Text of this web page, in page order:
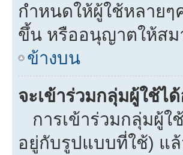
กำหนดให้ผู้ใช้หลายๆ
ขึ้น หรืออนุญาตให้สม
ข้างบน
จะเข้าร่วมกลุ่มผู้ใช้ได้
การเข้าร่วมกลุ่มผู้
อยู่กับรูปแบบที่ใช้) แ